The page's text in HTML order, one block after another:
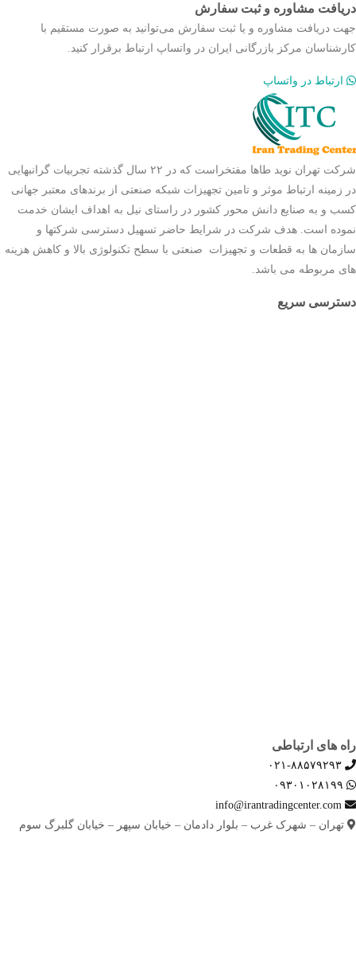
دریافت مشاوره و ثبت سفارش
جهت دریافت مشاوره و یا ثبت سفارش می‌توانید به صورت مستقیم با
کارشناسان مرکز بازرگانی ایران در واتساپ ارتباط برقرار کنید.
ارتباط در واتساپ
شرکت تهران نوید طاها مفتخراست که در ۲۲ سال گذشته تجربیات گرانبهایی
در زمینه ارتباط موثر و تامین تجهیزات شبکه صنعتی از برندهای معتبر جهانی
کسب و به صنایع دانش محور کشور در راستای نیل به اهداف ایشان خدمت
نموده است. هدف شرکت در شرایط حاضر تسهیل دسترسی شرکتها و
سازمان ها به قطعات و تجهیزات صنعتی با سطح تکنولوژی بالا و کاهش هزینه
های مربوطه می باشد.
دسترسی سریع
راه های ارتباطی
۰۲۱-۸۸۵۷۹۲۹۳
۰۹۳۰۱۰۲۸۱۹۹
info@irantradingcenter.com
تهران – شهرک غرب – بلوار دادمان – خیابان سپهر – خیابان گلبرگ سوم